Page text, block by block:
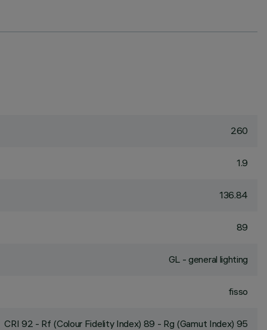
260
1.9
136.84
89
GL - general lighting
fisso
CRI 92 - Rf (Colour Fidelity Index) 89 - Rg (Gamut Index) 95